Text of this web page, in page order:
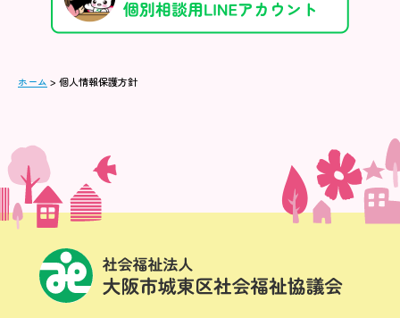
ホーム > 個人情報保護方針